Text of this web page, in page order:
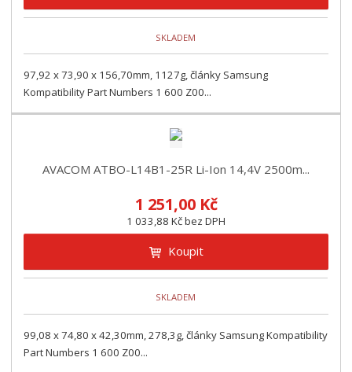
SKLADEM
97,92 x 73,90 x 156,70mm, 1127g, články Samsung
Kompatibility Part Numbers 1 600 Z00...
AVACOM ATBO-L14B1-25R Li-Ion 14,4V 2500m...
1 251,00 Kč
1 033,88 Kč bez DPH
Koupit
SKLADEM
99,08 x 74,80 x 42,30mm, 278,3g, články Samsung Kompatibility
Part Numbers 1 600 Z00...